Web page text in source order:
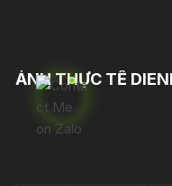
ẢNH THỰC TẾ